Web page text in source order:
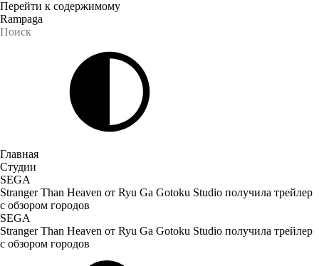
Перейти к содержимому
Rampaga
Главная
Студии
SEGA
Stranger Than Heaven от Ryu Ga Gotoku Studio получила трейлер
с обзором городов
SEGA
Stranger Than Heaven от Ryu Ga Gotoku Studio получила трейлер
с обзором городов